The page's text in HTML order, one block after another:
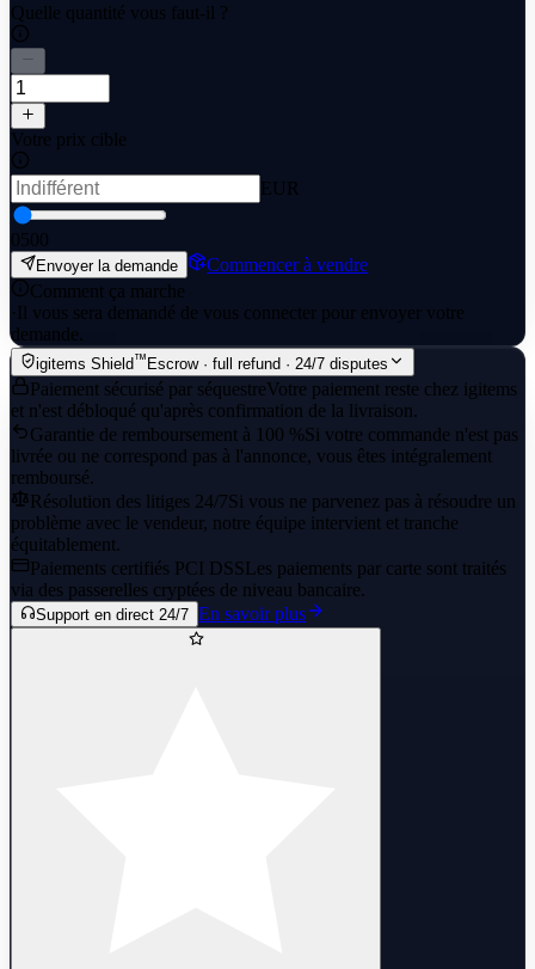
Quelle quantité vous faut-il ?
Votre prix cible
EUR
0500
Envoyer la demande
Commencer à vendre
Comment ça marche
· Il vous sera demandé de vous connecter pour envoyer votre
demande.
igitems Shield™ Escrow · full refund · 24/7 disputes
Paiement sécurisé par séquestreVotre paiement reste chez igitems
et n'est débloqué qu'après confirmation de la livraison.
Garantie de remboursement à 100 %Si votre commande n'est pas
livrée ou ne correspond pas à l'annonce, vous êtes intégralement
remboursé.
Résolution des litiges 24/7Si vous ne parvenez pas à résoudre un
problème avec le vendeur, notre équipe intervient et tranche
équitablement.
Paiements certifiés PCI DSSLes paiements par carte sont traités
via des passerelles cryptées de niveau bancaire.
Support en direct 24/7 En savoir plus